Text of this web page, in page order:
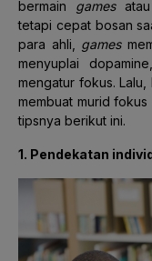
bermain gamesatau
tetapi cepat bosan
para ahli, games
menyuplai
mengatur fokus.
membuat murid
tipsnya berikut ini.
1. Pendekatan